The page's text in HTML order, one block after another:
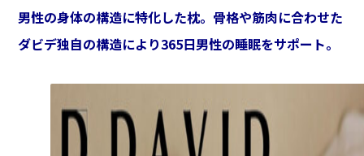
男性の身体の構造に特化した枕。 骨格や筋肉に合わせた
ダビデ独自の構造により365日男性の睡眠をサポート。